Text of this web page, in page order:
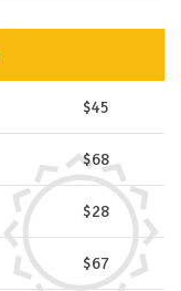
$45
$68
$28
$67